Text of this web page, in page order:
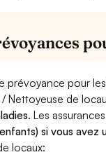
prévoyance pour
Nettoyeuse de
. Les
si vous avez
locaux: